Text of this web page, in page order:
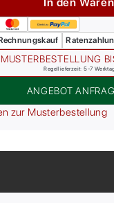
MUSTERBESTELLUNG
Regellieferzeit: 5-7
ANGEBOT
zur Musterbestellung